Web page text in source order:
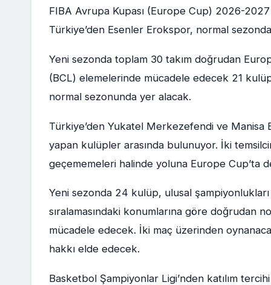
FIBA Avrupa Kupası (Europe Cup) 2026-
Türkiye’den Esenler Erokspor, normal
Yeni sezonda toplam 30 takım doğrudan
(BCL) elemelerinde mücadele edecek 21
normal sezonunda yer alacak.
Türkiye’den Yukatel Merkezefendi ve Manisa
yapan kulüpler arasında bulunuyor. İki
geçememeleri halinde yoluna Europe Cup’ta
Yeni sezonda 24 kulüp, ulusal
sıralamasındaki konumlarına göre doğrudan
mücadele edecek. İki maç üzerinden
hakkı elde edecek.
Basketbol Şampiyonlar Ligi’nden katılım